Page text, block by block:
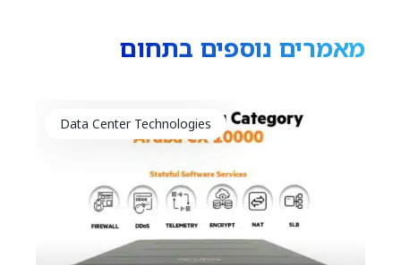
מאמרים נוספים בתחום
Data Center Technologies